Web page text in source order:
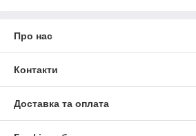
Про нас
Контакти
Доставка та оплата